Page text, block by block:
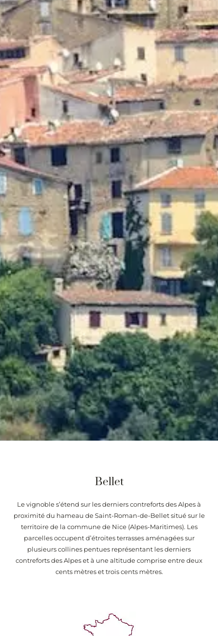
Bellet
Le vignoble s’étend sur les derniers contreforts des Alpes à
proximité du hameau de Saint-Roman-de-Bellet situé sur le
territoire de la commune de Nice (Alpes-Maritimes). Les
parcelles occupent d’étroites terrasses aménagées sur
plusieurs collines pentues représentant les derniers
contreforts des Alpes et à une altitude comprise entre deux
cents mètres et trois cents mètres.